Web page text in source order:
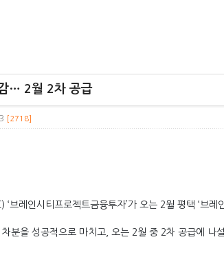
… 2월 2차 공급
[2718]
브레인시티프로젝트금융투자’가 오는 2월 평택 ‘브레
분을 성공적으로 마치고, 오는 2월 중 2차 공급에 나